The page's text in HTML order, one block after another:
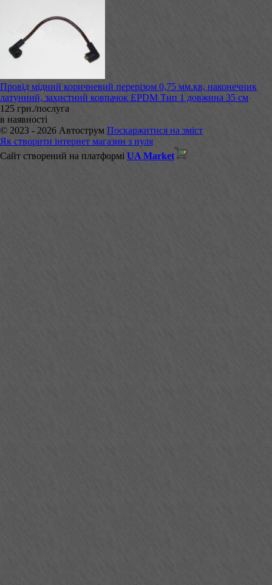
Провід мідний коричневий перерізом 0,75 мм.кв, наконечник
латунний, захистний ковпачок EPDM Тип 1 довжина 35 см
125 грн./послуга
в наявності
© 2023 - 2026 Автострум Поскаржитися на зміст
Як створити інтернет магазин з нуля
Сайт створений на платформі UA Market